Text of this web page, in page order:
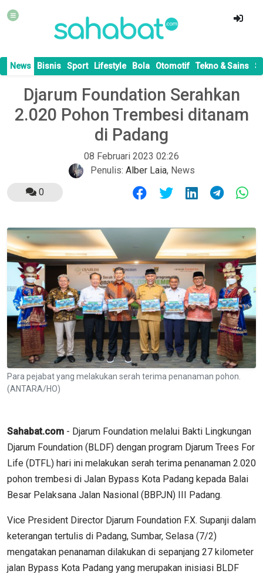
News Bisnis Sport Lifestyle Bola Otomotif Tekno & Sains
Djarum Foundation Serahkan
2.020 Pohon Trembesi ditanam
di Padang
08 Februari 2023 02:26
Penulis: Alber Laia, News
0
Para pejabat yang melakukan serah terima penanaman pohon.
(ANTARA/HO)
Sahabat.com - Djarum Foundation melalui Bakti Lingkungan
Djarum Foundation (BLDF) dengan program Djarum Trees For
Life (DTFL) hari ini melakukan serah terima penanaman 2.020
pohon trembesi di Jalan Bypass Kota Padang kepada Balai
Besar Pelaksana Jalan Nasional (BBPJN) III Padang.
Vice President Director Djarum Foundation F.X. Supanji dalam
keterangan tertulis di Padang, Sumbar, Selasa (7/2)
mengatakan penanaman dilakukan di sepanjang 27 kilometer
jalan Bypass Kota Padang yang merupakan inisiasi BLDF